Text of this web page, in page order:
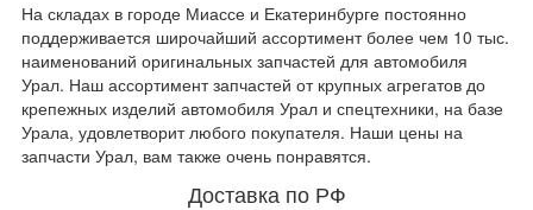
На складах в городе Миассе и Екатеринбурге постоянно
поддерживается широчайший ассортимент более чем 10 тыс.
наименований оригинальных запчастей для автомобиля
Урал. Наш ассортимент запчастей от крупных агрегатов до
крепежных изделий автомобиля Урал и спецтехники, на базе
Урала, удовлетворит любого покупателя. Наши цены на
запчасти Урал, вам также очень понравятся.
Доставка по РФ